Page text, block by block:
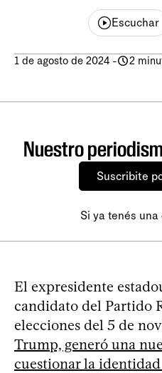
Escuchar
1 de agosto de 2024 - 2
Nuestro
Suscribite
Si ya tenés una
El expresidente
candidato del Partido
elecciones del 5 de
Trump, generó una
cuestionar la